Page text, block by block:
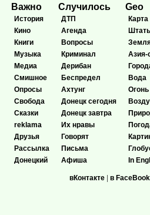
Важно
История
Кино
Книги
Музыка
Медиа
Смишное
Опросы
Свобода
Сказки
reklama
Друзья
Рассылка
Донецкий
Случилось
ДТП
Агенда
Вопросы
Криминал
Дерибан
Беспредел
Ахтунг
Донецк сегодня
Донецк завтра
Их нравы
Говорят
Письма
Афиша
Geo
Карта
Азия-
Вода
Огонь
In
вКонтакте | в FaceBook